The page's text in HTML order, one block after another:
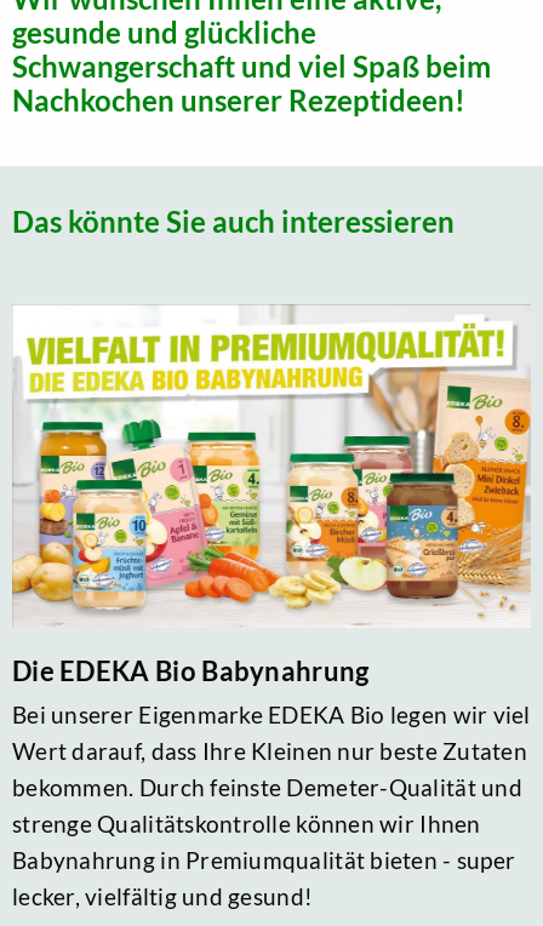
gesunde und glückliche
Schwangerschaft und viel Spaß beim
Nachkochen unserer Rezeptideen!
Das könnte Sie auch interessieren
Die EDEKA Bio Babynahrung
Bei unserer Eigenmarke EDEKA Bio legen wir viel
Wert darauf, dass Ihre Kleinen nur beste Zutaten
bekommen. Durch feinste Demeter-Qualität und
strenge Qualitätskontrolle können wir Ihnen
Babynahrung in Premiumqualität bieten - super
lecker, vielfältig und gesund!